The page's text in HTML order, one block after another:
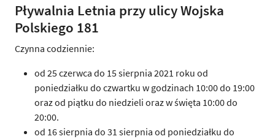
Pływalnia Letnia przy ulicy Wojska
Polskiego 181
Czynna codziennie:
od 25 czerwca do 15 sierpnia 2021 roku od
poniedziałku do czwartku w godzinach 10:00 do 19:00
oraz od piątku do niedzieli oraz w święta 10:00 do
20:00.
od 16 sierpnia do 31 sierpnia od poniedziałku do